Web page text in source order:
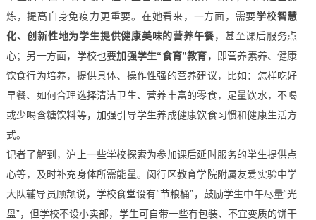
炼，提高自身免疫力更重要。在她看来，一方面，需要学校智慧
化、创新性地为学生提供健康美味的营养午餐，甚至课后服务点
心；另一方面，学校也要加强学生“食育”教育，即营养素养、健康
饮食行为培养，提供具体、操作性强的营养建议，比如：怎样吃好
早餐、如何合理选择清洁卫生、营养丰富的零食，足量饮水，不喝
或少喝含糖饮料等，加强引导学生养成健康饮食习惯和健康生活方
式。
记者了解到，沪上一些学校探索为参加课后延时服务的学生提供点
心等，及时补充身体所需能量。闵行区教育学院附属友爱实验中学
大队辅导员顾颉说，学校食堂设有“节粮桶”，鼓励学生中午尽量“光
盘”，但学校不设小卖部，学生可自带一些有包装、不宜变质的饼干